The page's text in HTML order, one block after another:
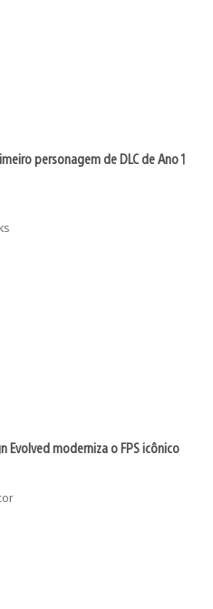
personagem de DLC de Ano 1
Evolved moderniza o FPS icônico